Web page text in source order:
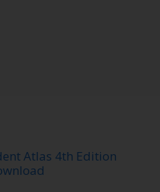
Atlas 4th Edition